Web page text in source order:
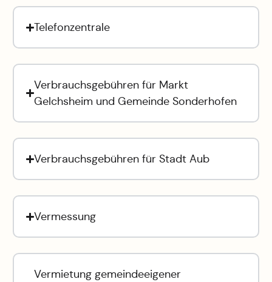
Telefonzentrale
Verbrauchsgebühren für Markt
Gelchsheim und Gemeinde Sonderhofen
Verbrauchsgebühren für Stadt Aub
Vermessung
Vermietung gemeindeeigener